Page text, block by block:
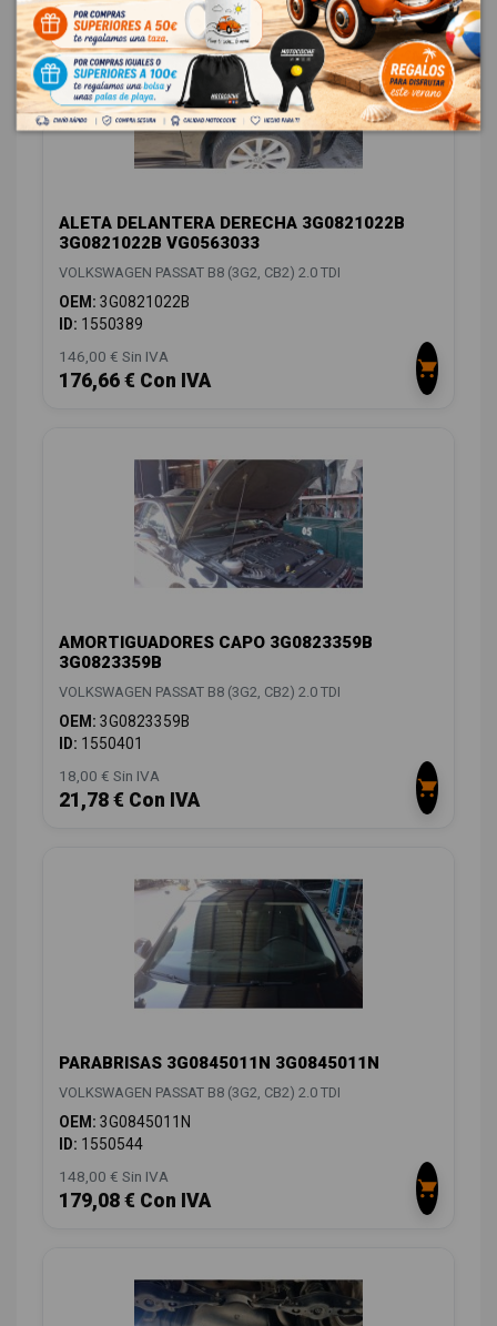
ALETA DELANTERA DERECHA 3G0821022B
3G0821022B VG0563033
VOLKSWAGEN PASSAT B8 (3G2, CB2) 2.0 TDI
OEM: 3G0821022B
ID: 1550389
146,00 € Sin IVA
176,66 € Con IVA
AMORTIGUADORES CAPO 3G0823359B
3G0823359B
VOLKSWAGEN PASSAT B8 (3G2, CB2) 2.0 TDI
OEM: 3G0823359B
ID: 1550401
18,00 € Sin IVA
21,78 € Con IVA
PARABRISAS 3G0845011N 3G0845011N
VOLKSWAGEN PASSAT B8 (3G2, CB2) 2.0 TDI
OEM: 3G0845011N
ID: 1550544
148,00 € Sin IVA
179,08 € Con IVA